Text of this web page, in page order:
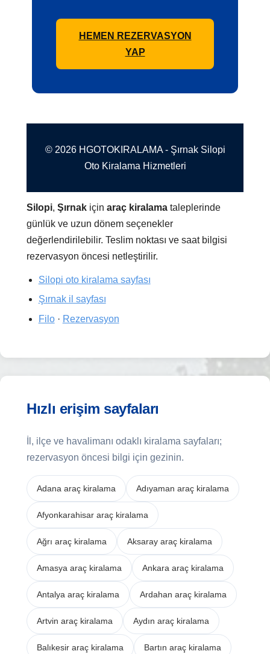
HEMEN REZERVASYON
YAP
© 2026 HGOTOKIRALAMA - Şırnak Silopi
Oto Kiralama Hizmetleri
Silopi,Şırnak içinaraç kiralama taleplerinde
günlük ve uzun dönem seçenekler
değerlendirilebilir. Teslim noktası ve saat bilgisi
rezervasyon öncesi netleştirilir.
Silopi oto kiralama sayfası
Şırnak il sayfası
Filo· Rezervasyon
Hızlı erişim sayfaları
İl, ilçe ve havalimanı odaklı kiralama sayfaları;
rezervasyon öncesi bilgi için gezinin.
Adana araç kiralama Adıyaman araç kiralama
Afyonkarahisar araç kiralama
Ağrı araç kiralama Aksaray araç kiralama
Amasya araç kiralama Ankara araç kiralama
Antalya araç kiralama Ardahan araç kiralama
Artvin araç kiralama Aydın araç kiralama
Balıkesir araç kiralama Bartın araç kiralama